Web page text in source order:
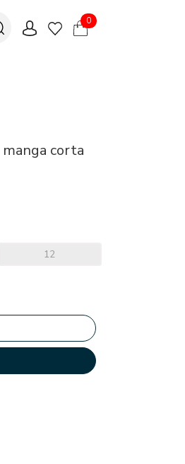
0
manga corta
12